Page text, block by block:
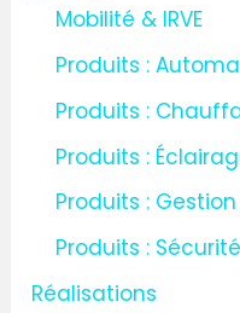
Mobilité & IRVE
Produits :
Produits :
Produits :
Produits :
Produits :
Réalisations